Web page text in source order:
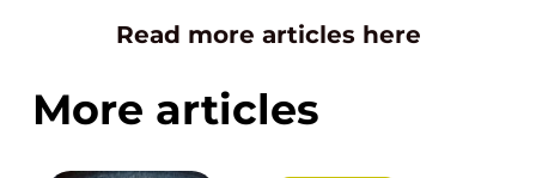
Read more articles here
More articles